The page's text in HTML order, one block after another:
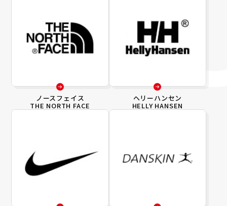
ノースフェイス
THE NORTH FACE
ヘリーハンセン
HELLY HANSEN